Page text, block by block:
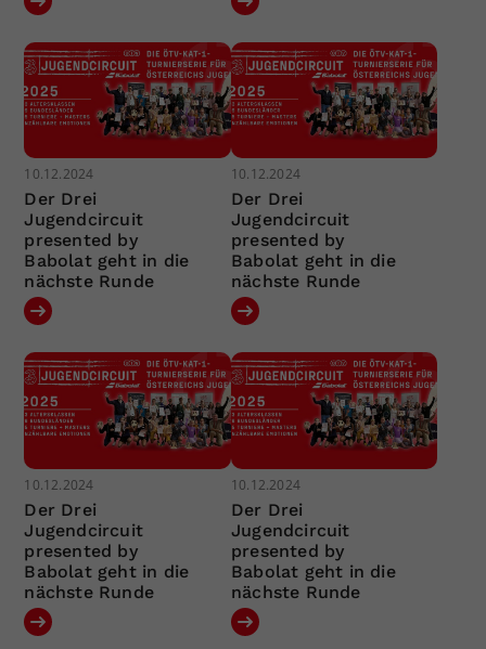
10.12.2024
Der Drei
Jugendcircuit
presented by
Babolat geht in die
nächste Runde
10.12.2024
Der Drei
Jugendcircuit
presented by
Babolat geht in die
nächste Runde
10.12.2024
Der Drei
Jugendcircuit
presented by
Babolat geht in die
nächste Runde
10.12.2024
Der Drei
Jugendcircuit
presented by
Babolat geht in die
nächste Runde